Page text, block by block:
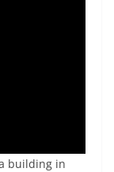
building in